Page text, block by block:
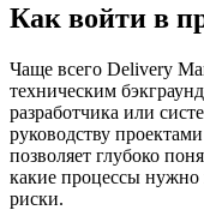
Как войти в
Чаще всего Delivery
техническим
разработчика или
руководству
позволяет глубоко
какие процессы нужно
риски.